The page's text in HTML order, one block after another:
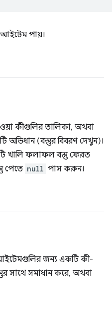
পায়।
কীগুলির তালিকা, অথবা
অভিধান (বস্তুর বিবরণ দেখুন)।
খালি ফলাফল বস্তু ফেরত
পেতে null পাস করুন।
জন্য একটি কী-
সাথে সমাধান করে, অথবা